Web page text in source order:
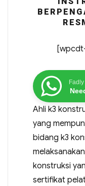
Ahli k3
yang
bidang k3
konstruksi
sertifikat